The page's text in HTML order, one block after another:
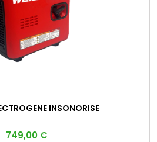
INSONORISE
Prix
749,00 €